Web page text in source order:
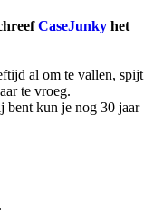
CaseJunky het
al om te vallen, spijt
te vroeg.
bent kun je nog 30 jaar